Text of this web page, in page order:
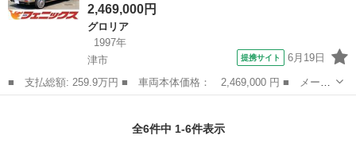
2,469,000円
グロリア
1997年
津市
提携サイト 6月19日
■ 支払総額: 259.9万円 ■ 車両本体価格： 2,469,000 円 ■ メーカ
ー名： 日産 ■ 車種名： グロリアワゴン ■ グレード名： ＳＧ
全6件中 1-6件表示